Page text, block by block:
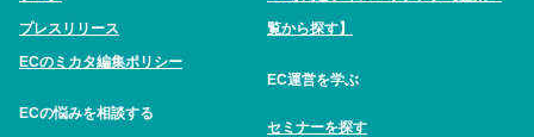
プレスリリース
ECのミカタ編集ポリシー
ECの悩みを相談する
覧から探す】
EC運営を学ぶ
セミナーを探す